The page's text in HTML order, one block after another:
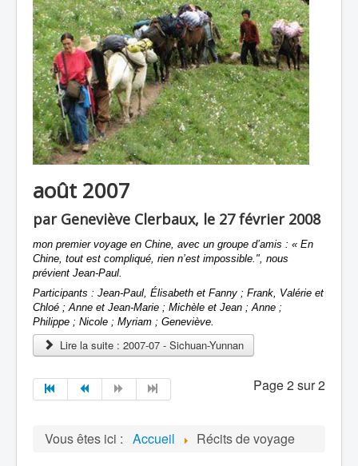
août 2007
par Geneviève Clerbaux, le 27 février 2008
mon premier voyage en Chine, avec un groupe d’amis : « En
Chine, tout est compliqué, rien n’est impossible.", nous
prévient Jean-Paul.
Participants : Jean-Paul, Élisabeth et Fanny ; Frank, Valérie et
Chloé ; Anne et Jean-Marie ; Michèle et Jean ; Anne ;
Philippe ; Nicole ; Myriam ; Geneviève.
Lire la suite : 2007-07 - Sichuan-Yunnan
Page 2 sur 2
Vous êtes ici : Accueil Récits de voyage